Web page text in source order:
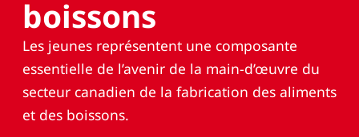
boissons
Les jeunes représentent une composante
essentielle de l’avenir de la main-d’œuvre du
secteur canadien de la fabrication des aliments
et des boissons.